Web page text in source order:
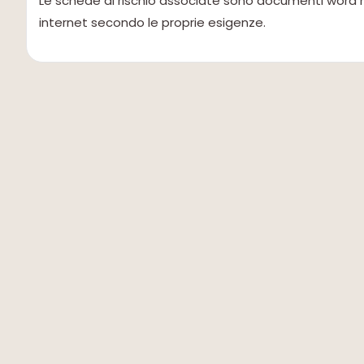
internet secondo le proprie esigenze.